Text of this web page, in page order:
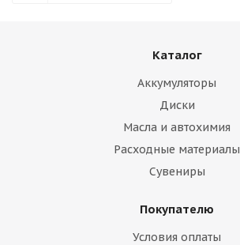
Каталог
Аккумуляторы
Диски
Масла и автохимия
Расходные материалы
Сувениры
Покупателю
Условия оплаты